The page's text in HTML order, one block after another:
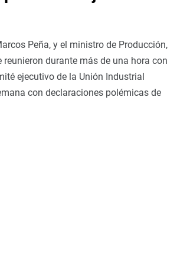
Peña, y el ministro de Producción,
reunieron durante más de una hora con
ejecutivo de la Unión Industrial
con declaraciones polémicas de